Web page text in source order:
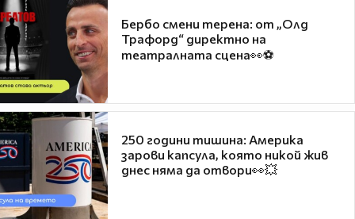
Бербо смени терена: от „Олд
Трафорд“ директно на
театралната сцена👀⚽
250 години тишина: Америка
зарови капсула, която никой жив
днес няма да отвори👀💥